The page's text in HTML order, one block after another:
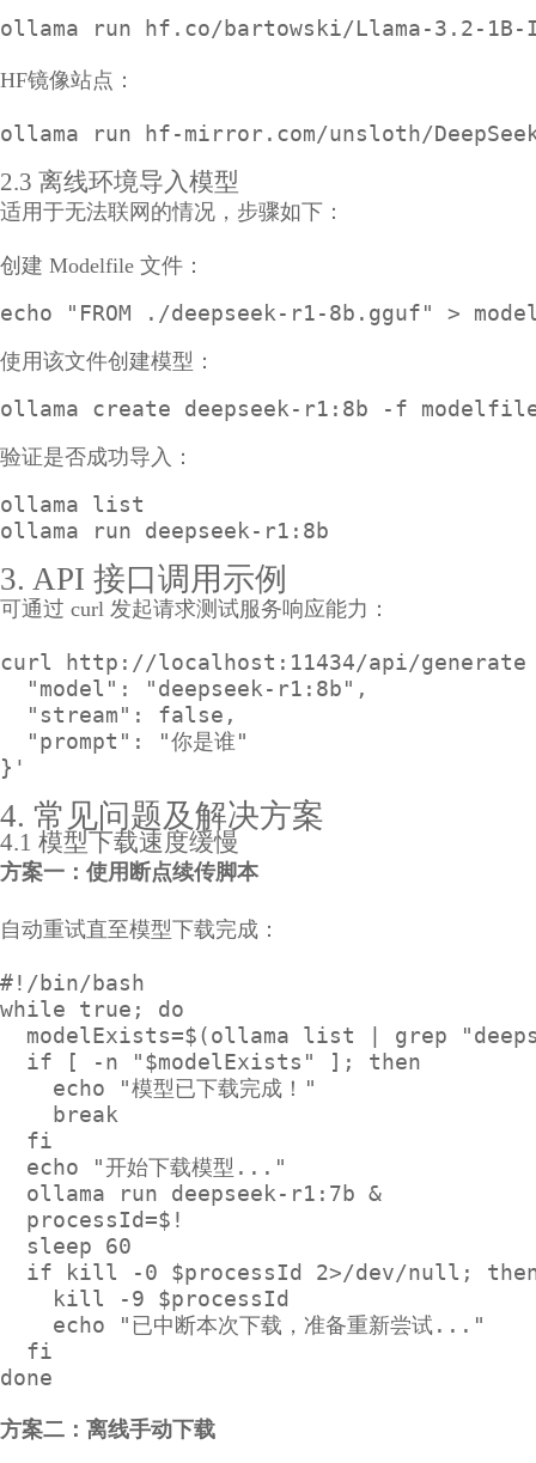
ollama run hf.co/bartowski/Llama-3.2-1B-
HF镜像站点：
ollama run hf-mirror.com/unsloth/
2.3 离线环境导入模型
适用于无法联网的情况，步骤如下：
创建 Modelfile 文件：
echo "FROM ./deepseek-r1-8b.gguf" >
使用该文件创建模型：
ollama create deepseek-r1:8b -f
验证是否成功导入：
ollama list
ollama run deepseek-r1:8b
3. API 接口调用示例
可通过 curl 发起请求测试服务响应能力：
curl http://localhost:11434/api/
  "model": "deepseek-r1:8b",
  "stream": false,
  "prompt": "你是谁"
}'
4. 常见问题及解决方案
4.1 模型下载速度缓慢
方案一：使用断点续传脚本
自动重试直至模型下载完成：
#!/bin/bash
while true; do
modelExists=$(ollama list | grep
  if [ -n "$modelExists" ]; then
    echo "模型已下载完成！"
    break
  fi
  echo "开始下载模型..."
  ollama run deepseek-r1:7b &
  processId=$!
  sleep 60
if kill -0 $processId 2>/dev/null;
    kill -9 $processId
    echo "已中断本次下载，准备重新尝试..."
  fi
done
方案二：离线手动下载